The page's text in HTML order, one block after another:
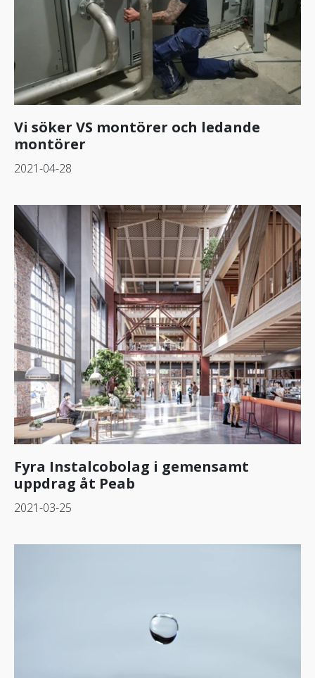
Vi söker VS montörer och ledande
montörer
2021-04-28
Fyra Instalcobolag i gemensamt
uppdrag åt Peab
2021-03-25